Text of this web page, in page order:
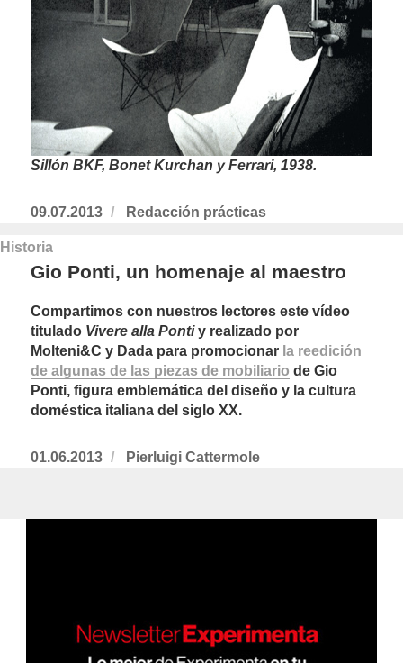
Sillón BKF, Bonet Kurchan y Ferrari, 1938.
Publicado
09.07.2013
https://www.experimenta.es/author/
Redacción prácticas
Historia
Gio Ponti, un homenaje al maestro
Compartimos con nuestros lectores este vídeo
titulado Vivere alla Pontiy realizado por
Molteni&C y Dada para promocionar la reedición
de algunas de las piezas de mobiliario de Gio
Ponti, figura emblemática del diseño y la cultura
doméstica italiana del siglo XX.
Publicado
01.06.2013
https://www.experimenta.es/author/
Pierluigi Cattermole